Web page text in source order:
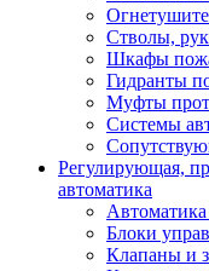
Стволы,
Шкафы
Гидранты
Муфты
Системы
Регулирующая,
автоматика
Блоки
Клапаны и